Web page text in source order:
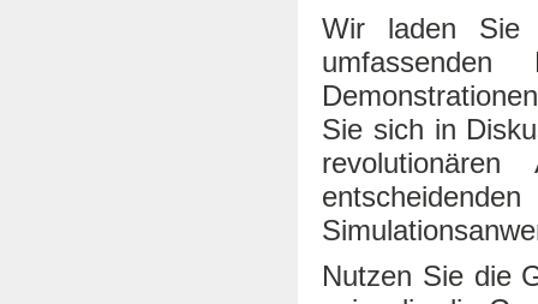
Wir laden Sie
Sie sich in
Nutzen Sie die